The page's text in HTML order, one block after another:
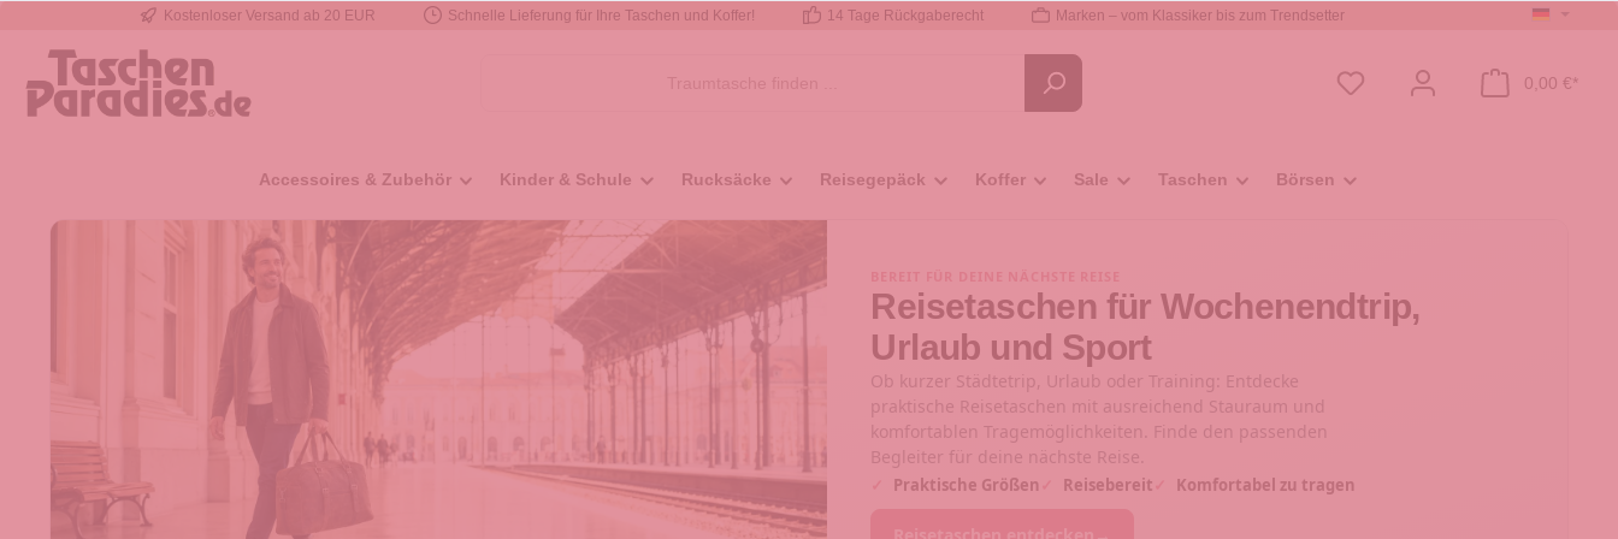
Zur Hauptnavigation springen
Kostenloser Versand ab 20 EUR Schnelle Lieferung für Ihre Taschen und Koffer! 14 Tage Rückgaberecht Marken – vom Klassiker bis zum Trendsetter
0,00 €*
Accessoires & Zubehör Kinder & Schule Rucksäcke Reisegepäck Koffer Sale Taschen Börsen
Reisetaschen für Wochenendtrip,
Urlaub und Sport
Ob kurzer Städtetrip, Urlaub oder Training: Entdecke
praktische Reisetaschen mit ausreichend Stauraum und
komfortablen Tragemöglichkeiten. Finde den passenden
Begleiter für deine nächste Reise.
Praktische Größen Reisebereit Komfortabel zu tragen